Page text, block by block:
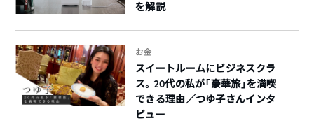
を解説
お金
スイートルームにビジネスクラ
ス。20代の私が「豪華旅」を満喫
できる理由／つゆ子さんインタ
ビュー